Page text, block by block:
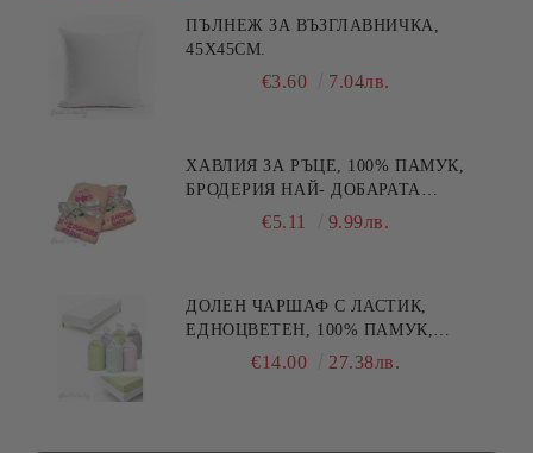
ПЪЛНЕЖ ЗА ВЪЗГЛАВНИЧКА,
45X45СМ.
€3.60 7.04лв.
ХАВЛИЯ ЗА РЪЦЕ, 100% ПАМУК,
БРОДЕРИЯ НАЙ- ДОБАРАТА
МАЙКА/БАБА , РАЗМЕР:
€5.11 9.99лв.
ДОЛЕН ЧАРШАФ С ЛАСТИК,
ЕДНОЦВЕТЕН, 100% ПАМУК,
РАЗЛИЧНИ РАЗМЕРИ
€14.00 27.38лв.